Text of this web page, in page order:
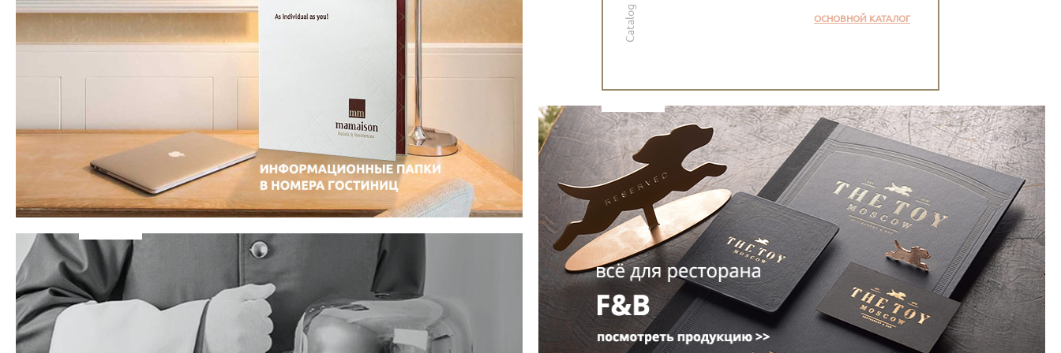
ОСНОВНОЙ КАТАЛОГ
Catalog